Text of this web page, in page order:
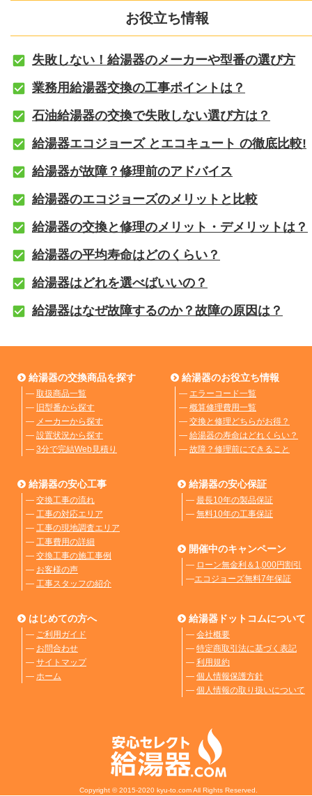
お役立ち情報
失敗しない！給湯器のメーカーや型番の選び方
業務用給湯器交換の工事ポイントは？
石油給湯器の交換で失敗しない選び方は？
給湯器エコジョーズ とエコキュート の徹底比較!
給湯器が故障？修理前のアドバイス
給湯器のエコジョーズのメリットと比較
給湯器の交換と修理のメリット・デメリットは？
給湯器の平均寿命はどのくらい？
給湯器はどれを選べばいいの？
給湯器はなぜ故障するのか？故障の原因は？
給湯器の交換商品を探す
― 取扱商品一覧
― 旧型番から探す
― メーカーから探す
― 設置状況から探す
― 3分で完結Web見積り
給湯器のお役立ち情報
― エラーコード一覧
― 概算修理費用一覧
― 交換と修理どちらがお得？
― 給湯器の寿命はどれくらい？
― 故障？修理前にできること
給湯器の安心工事
― 交換工事の流れ
― 工事の対応エリア
― 工事の現地調査エリア
― 工事費用の詳細
― 交換工事の施工事例
― お客様の声
― 工事スタッフの紹介
給湯器の安心保証
― 最長10年の製品保証
― 無料10年の工事保証
開催中のキャンペーン
― ローン無金利＆1,000円割引
―エコジョーズ無料7年保証
はじめての方へ
― ご利用ガイド
― お問合わせ
― サイトマップ
― ホーム
給湯器ドットコムについて
― 会社概要
― 特定商取引法に基づく表記
― 利用規約
― 個人情報保護方針
― 個人情報の取り扱いについて
Copyright © 2015-2020 kyu-to.com All Rights Reserved.